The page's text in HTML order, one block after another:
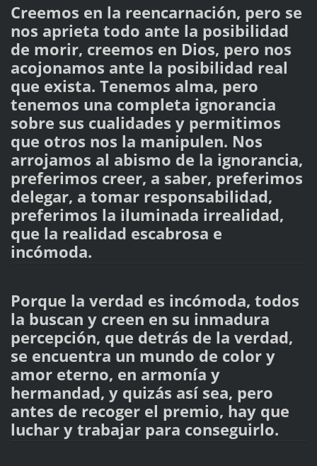
Creemos en la reencarnación, pero se
nos aprieta todo ante la posibilidad
de morir, creemos en Dios, pero nos
acojonamos ante la posibilidad real
que exista. Tenemos alma, pero
tenemos una completa ignorancia
sobre sus cualidades y permitimos
que otros nos la manipulen. Nos
arrojamos al abismo de la ignorancia,
preferimos creer, a saber, preferimos
delegar, a tomar responsabilidad,
preferimos la iluminada irrealidad,
que la realidad escabrosa e
incómoda.
Porque la verdad es incómoda, todos
la buscan y creen en su inmadura
percepción, que detrás de la verdad,
se encuentra un mundo de color y
amor eterno, en armonía y
hermandad, y quizás así sea, pero
antes de recoger el premio, hay que
luchar y trabajar para conseguirlo.